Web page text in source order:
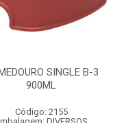
SINGLE B-3
900ML
Código: 2155